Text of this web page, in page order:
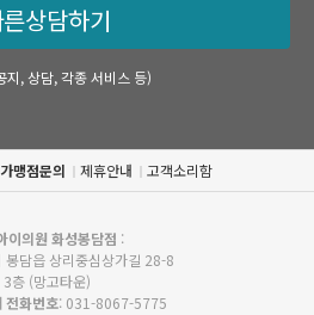
상담하기
, 상담, 각종 서비스 등)
가맹점문의 제휴안내 고객소리함
이의원 화성봉담점 :
봉담읍 상리중심상가길 28-8
3층 (망고타운)
전화번호: 031-8067-5775